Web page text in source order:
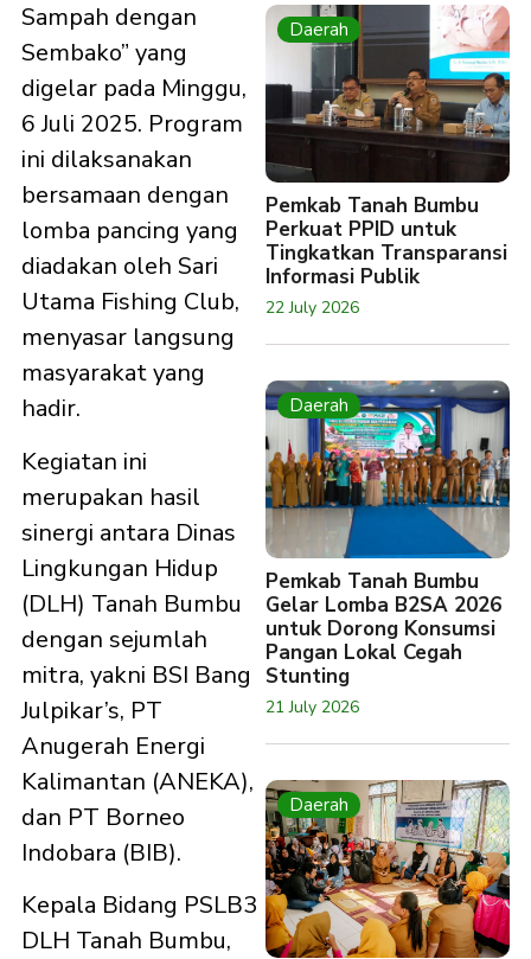
Sampah dengan
Sembako” yang
digelar pada Minggu,
6 Juli 2025. Program
ini dilaksanakan
bersamaan dengan
lomba pancing yang
diadakan oleh Sari
Utama Fishing Club,
menyasar langsung
masyarakat yang
hadir.
Kegiatan ini
merupakan hasil
sinergi antara Dinas
Lingkungan Hidup
(DLH) Tanah Bumbu
dengan sejumlah
mitra, yakni BSI Bang
Julpikar’s, PT
Anugerah Energi
Kalimantan (ANEKA),
dan PT Borneo
Indobara (BIB).
Kepala Bidang PSLB3
DLH Tanah Bumbu,
Daerah
Pemkab Tanah Bumbu
Perkuat PPID untuk
Tingkatkan Transparansi
Informasi Publik
22 July 2026
Daerah
Pemkab Tanah Bumbu
Gelar Lomba B2SA 2026
untuk Dorong Konsumsi
Pangan Lokal Cegah
Stunting
21 July 2026
Daerah